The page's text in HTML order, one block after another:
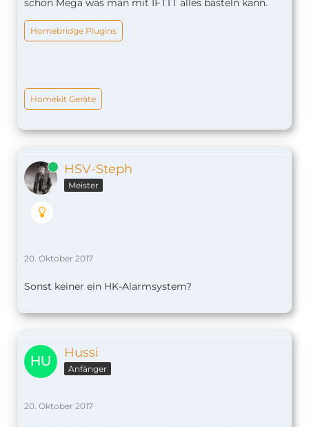
schon Mega was man mit IFTTT alles basteln kann.
Homebridge Plugins
Homekit Geräte
Online HSV-Steph
Meister
20. Oktober 2017
Sonst keiner ein HK-Alarmsystem?
Hussi
Anfänger
20. Oktober 2017